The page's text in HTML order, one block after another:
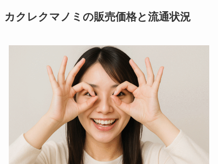
カクレクマノミの販売価格と流通状況